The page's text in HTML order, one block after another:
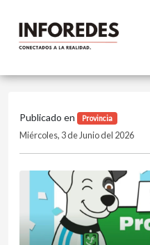
Publicado en Provincia
Miércoles, 3 de Junio del 2026